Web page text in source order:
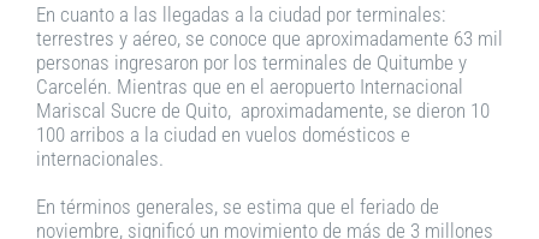
En cuanto a las llegadas a la ciudad por terminales:
terrestres y aéreo, se conoce que aproximadamente 63 mil
personas ingresaron por los terminales de Quitumbe y
Carcelén. Mientras que en el aeropuerto Internacional
Mariscal Sucre de Quito, aproximadamente, se dieron 10
100 arribos a la ciudad en vuelos domésticos e
internacionales.
En términos generales, se estima que el feriado de
noviembre, significó un movimiento de más de 3 millones